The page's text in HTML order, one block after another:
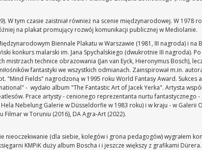
tym czasie zaistniał również na scenie międzynarodowej. W 1978
na plakat promujący rozwój komunikacji publicznej w Mediolanie.
Biennale Plakatu w Warszawie (1981, III nagroda) i na
konkurs malarski im. Jana Spychalskiego (dwukrotnie III nagroda).
technice obrazowania (Jan van Eyck, Hieronymus Bosch),
fantastyki we wszystkich odmianach. Zainspirował m.in.
Fields" nagrodzoną w 1995 roku World Fantasy Award. Sukces
- wydało album "The Fantastic Art of Jacek Yerka". Artysta
Prace artysty - cenionego reprezentanta nurtu fantastycznego -
Nebelung Galerie w Düsseldorfie w 1983 roku) i w kraju - w Galerii
Filmar w Toruniu (2016), DA Agra-Art (2022).
nieoczekiwanie (dla siebie, kolegów i grona pedagogów) wygrałem
KMPiK duży album Boscha i i jeszcze większy z grafikami Dürera.